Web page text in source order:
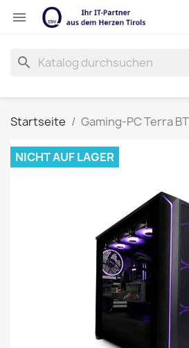

search
Startseite Gaming-PC Terra
NICHT AUF LAGER